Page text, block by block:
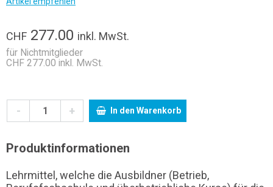
CHF 277.00 inkl. MwSt.
für Nichtmitglieder
CHF 277.00 inkl. MwSt.
- + In den Warenkorb
Produktinformationen
Lehrmittel, welche die Ausbildner (Betrieb,